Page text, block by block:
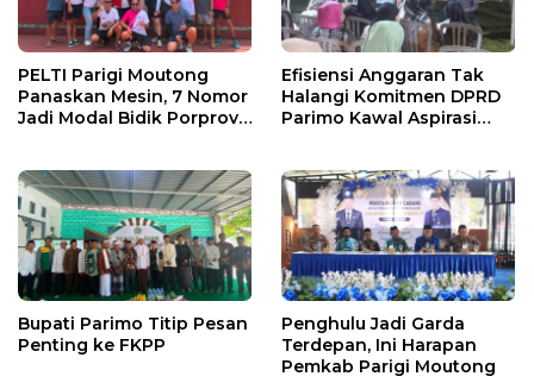
PELTI Parigi Moutong
Panaskan Mesin, 7 Nomor
Jadi Modal Bidik Porprov
Efisiensi Anggaran Tak
Halangi Komitmen DPRD
Parimo Kawal Aspirasi
Bupati Parimo Titip Pesan
Penting ke FKPP
Penghulu Jadi Garda
Terdepan, Ini Harapan
Pemkab Parigi Moutong